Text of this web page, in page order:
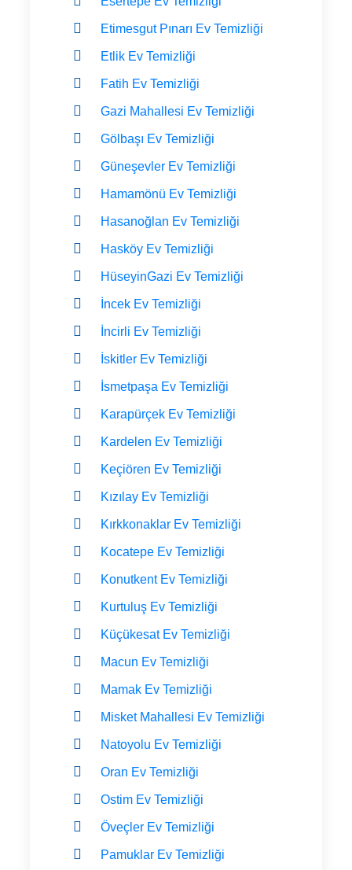
Etimesgut Pınarı Ev Temizliği
Etlik Ev Temizliği
Fatih Ev Temizliği
Gazi Mahallesi Ev Temizliği
Gölbaşı Ev Temizliği
Güneşevler Ev Temizliği
Hamamönü Ev Temizliği
Hasanoğlan Ev Temizliği
Hasköy Ev Temizliği
HüseyinGazi Ev Temizliği
İncek Ev Temizliği
İncirli Ev Temizliği
İskitler Ev Temizliği
İsmetpaşa Ev Temizliği
Karapürçek Ev Temizliği
Kardelen Ev Temizliği
Keçiören Ev Temizliği
Kızılay Ev Temizliği
Kırkkonaklar Ev Temizliği
Kocatepe Ev Temizliği
Konutkent Ev Temizliği
Kurtuluş Ev Temizliği
Küçükesat Ev Temizliği
Macun Ev Temizliği
Mamak Ev Temizliği
Misket Mahallesi Ev Temizliği
Natoyolu Ev Temizliği
Oran Ev Temizliği
Ostim Ev Temizliği
Öveçler Ev Temizliği
Pamuklar Ev Temizliği